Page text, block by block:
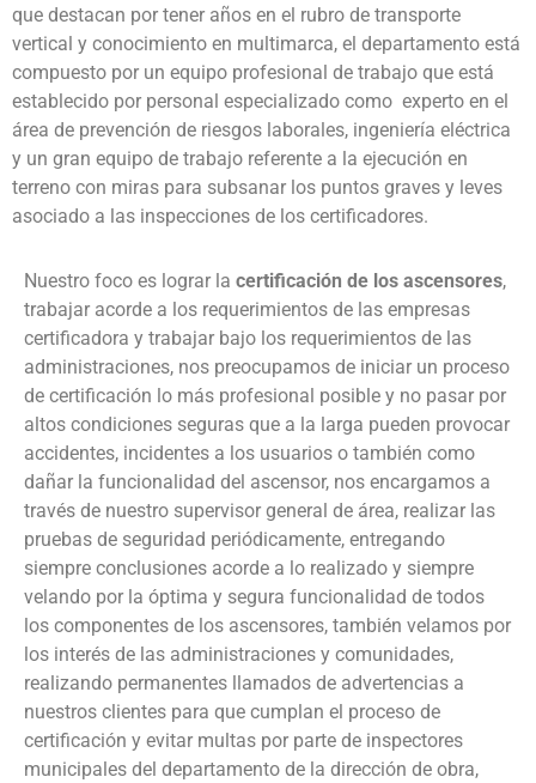
que destacan por tener años en el rubro de transporte
vertical y conocimiento en multimarca, el departamento está
compuesto por un equipo profesional de trabajo que está
establecido por personal especializado como experto en el
área de prevención de riesgos laborales, ingeniería eléctrica
y un gran equipo de trabajo referente a la ejecución en
terreno con miras para subsanar los puntos graves y leves
asociado a las inspecciones de los certificadores.
Nuestro foco es lograr la certificación de los ascensores,
trabajar acorde a los requerimientos de las empresas
certificadora y trabajar bajo los requerimientos de las
administraciones, nos preocupamos de iniciar un proceso
de certificación lo más profesional posible y no pasar por
altos condiciones seguras que a la larga pueden provocar
accidentes, incidentes a los usuarios o también como
dañar la funcionalidad del ascensor, nos encargamos a
través de nuestro supervisor general de área, realizar las
pruebas de seguridad periódicamente, entregando
siempre conclusiones acorde a lo realizado y siempre
velando por la óptima y segura funcionalidad de todos
los componentes de los ascensores, también velamos por
los interés de las administraciones y comunidades,
realizando permanentes llamados de advertencias a
nuestros clientes para que cumplan el proceso de
certificación y evitar multas por parte de inspectores
municipales del departamento de la dirección de obra,